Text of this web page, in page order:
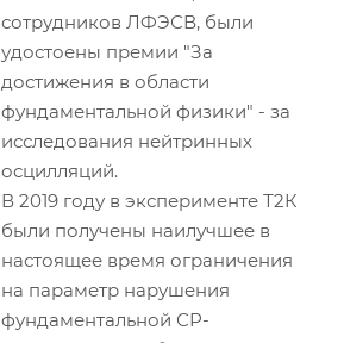
сотрудников ЛФЭСВ, были
удостоены премии "За
достижения в области
фундаментальной физики" - за
исследования нейтринных
осцилляций.
В 2019 году в эксперименте Т2К
были получены наилучшее в
настоящее время ограничения
на параметр нарушения
фундаментальной СР-